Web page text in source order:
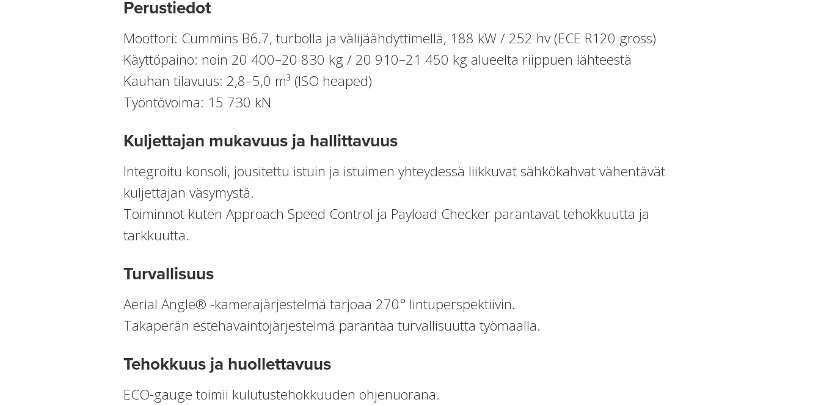
Perustiedot
Moottori: Cummins B6.7, turbolla ja välijäähdyttimellä, 188 kW / 252 hv (ECE R120 gross)
Käyttöpaino: noin 20 400–20 830 kg / 20 910–21 450 kg alueelta riippuen lähteestä
Kauhan tilavuus: 2,8–5,0 m³ (ISO heaped)
Työntövoima: 15 730 kN
Kuljettajan mukavuus ja hallittavuus
Integroitu konsoli, jousitettu istuin ja istuimen yhteydessä liikkuvat sähkökahvat vähentävät
kuljettajan väsymystä.
Toiminnot kuten Approach Speed Control ja Payload Checker parantavat tehokkuutta ja
tarkkuutta.
Turvallisuus
Aerial Angle® -kamerajärjestelmä tarjoaa 270° lintuperspektiivin.
Takaperän estehavaintojärjestelmä parantaa turvallisuutta työmaalla.
Tehokkuus ja huollettavuus
ECO-gauge toimii kulutustehokkuuden ohjenuorana.